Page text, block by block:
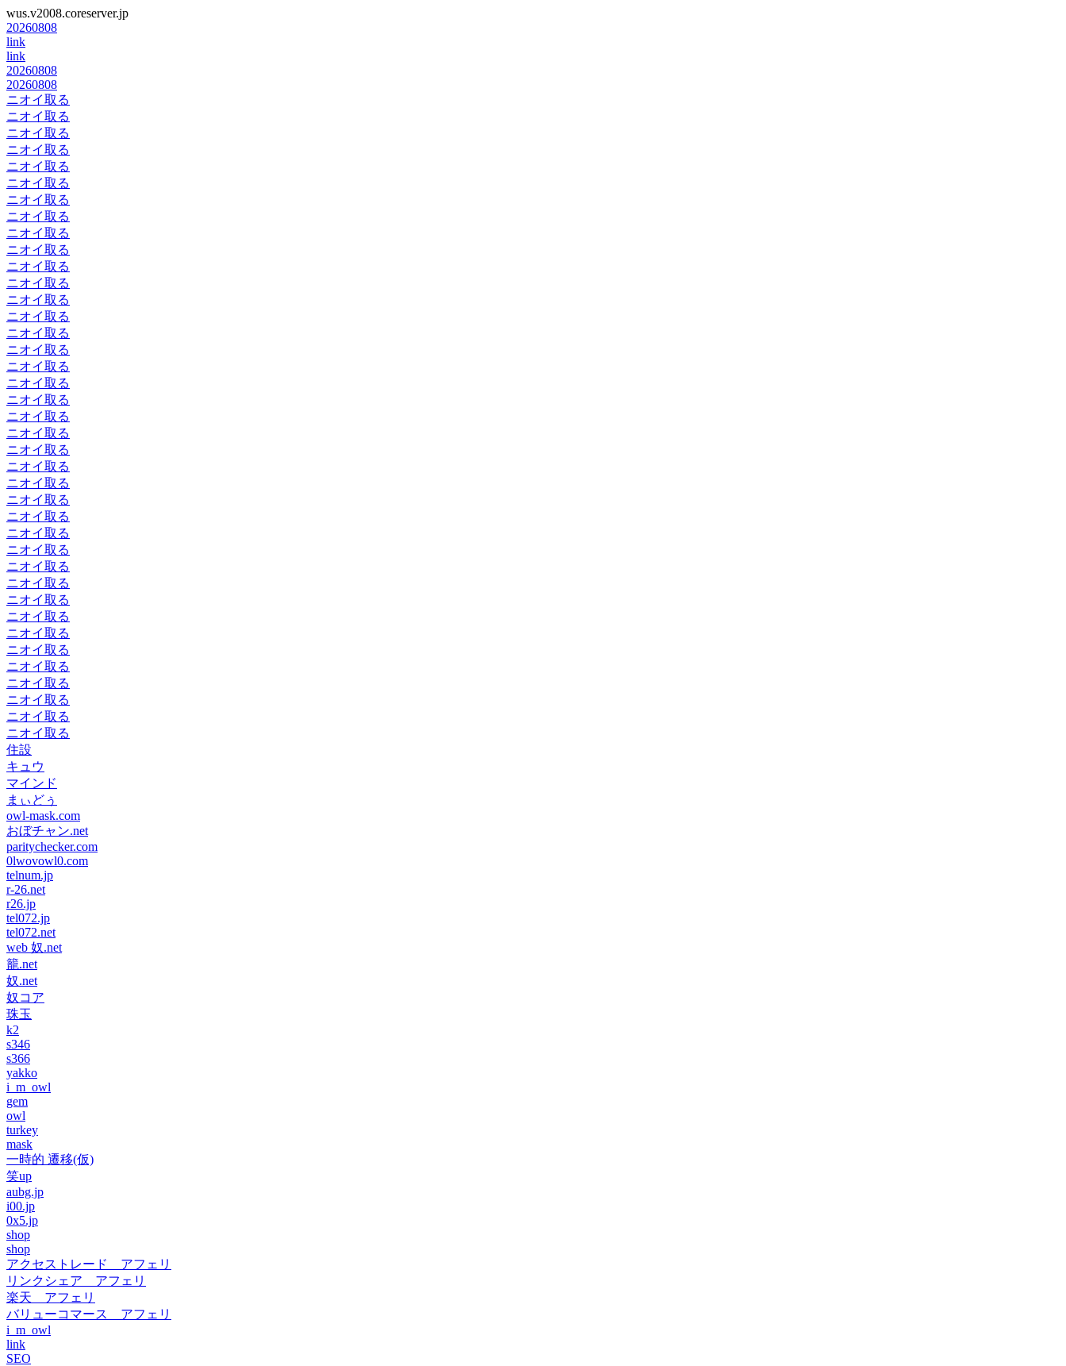
wus.v2008.coreserver.jp
20260808
link
link
20260808
20260808
ニオイ取る
ニオイ取る
ニオイ取る
ニオイ取る
ニオイ取る
ニオイ取る
ニオイ取る
ニオイ取る
ニオイ取る
ニオイ取る
ニオイ取る
ニオイ取る
ニオイ取る
ニオイ取る
ニオイ取る
ニオイ取る
ニオイ取る
ニオイ取る
ニオイ取る
ニオイ取る
ニオイ取る
ニオイ取る
ニオイ取る
ニオイ取る
ニオイ取る
ニオイ取る
ニオイ取る
ニオイ取る
ニオイ取る
ニオイ取る
ニオイ取る
ニオイ取る
ニオイ取る
ニオイ取る
ニオイ取る
ニオイ取る
ニオイ取る
ニオイ取る
ニオイ取る
住設
キュウ
マインド
まぃどぅ
owl-mask.com
おぼチャン.net
paritychecker.com
0lwovowl0.com
telnum.jp
r-26.net
r26.jp
tel072.jp
tel072.net
web 奴.net
籠.net
奴.net
奴コア
珠玉
k2
s346
s366
yakko
i_m_owl
gem
owl
turkey
mask
一時的 遷移(仮)
笑up
aubg.jp
i00.jp
0x5.jp
shop
shop
アクセストレード アフェリ
リンクシェア アフェリ
楽天 アフェリ
バリューコマース アフェリ
i_m_owl
link
SEO